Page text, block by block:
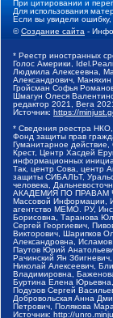
При цитировании и
Для использования
Если вы увидели
©Создание сайта -
* Реестр иностранных
Голос Америки,
Людмила Алексеевна,
Александрович,
Гройсман Софья
Шмагун Олеся
редактор 2021, Вега
Источник: https://
* Сведения реестра
Фонд защиты прав
Гуманитарное
Крест, Центр Хасдей
информационных
Так, центр Сова, центр
защиты СИБАЛЬТ,
человека,
АКАДЕМИЯ ПО ПРАВАМ
Массовой Информации,
агентство МЕМО. РУ,
Борисовна, Таранова
Сергей Георгиевич,
Викторович, Шарипков
Александровна,
Паутов Юрий
Рачинский Ян
Николай Алексеевич,
Владимировна,
Буртина Елена
Подузов Сергей
Добровольская Анна
Петрович, Полякова
Источник: http://